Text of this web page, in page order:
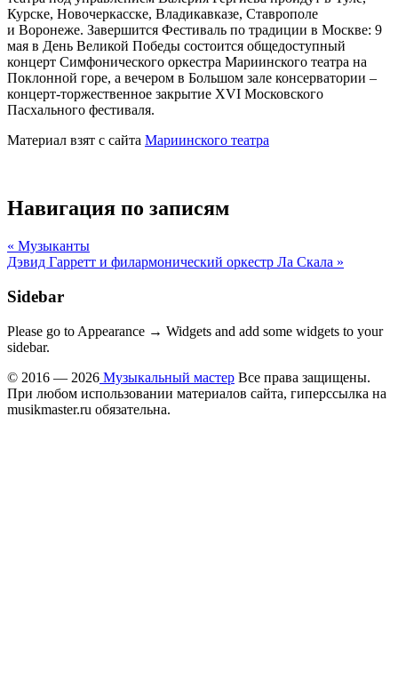
Курске, Новочеркасске, Владикавказе, Ставрополе
и Воронеже. Завершится Фестиваль по традиции в Москве: 9
мая в День Великой Победы состоится общедоступный
концерт Симфонического оркестра Мариинского театра на
Поклонной горе, а вечером в Большом зале консерватории –
концерт-торжественное закрытие XVI Московского
Пасхального фестиваля.
Материал взят с сайта Мариинского театра
Навигация по записям
« Музыканты
Дэвид Гарретт и филармонический оркестр Ла Скала »
Sidebar
Please go to Appearance → Widgets and add some widgets to your
sidebar.
© 2016 — 2026 Музыкальный мастер Все права защищены.
При любом использовании материалов сайта, гиперссылка на
musikmaster.ru обязательна.